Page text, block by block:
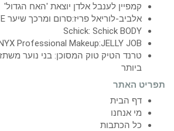
קמפיין לענבל אלדן יוצאת 'האח הגדול'
אלביב-לוריאל פריז:סרום ומרכך שיער ULTIMATE
Schick: Schick BODY
Professional Makeup:JELLY JOB
טרנד הטיק טוק המסוכן: בני נוער
ביותר
תפריט האתר
דף הבית
מי אנחנו
כל הכתבות